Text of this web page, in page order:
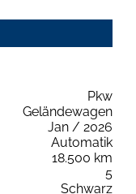
Pkw
Geländewagen
Jan / 2026
Automatik
18.500 km
5
Schwarz